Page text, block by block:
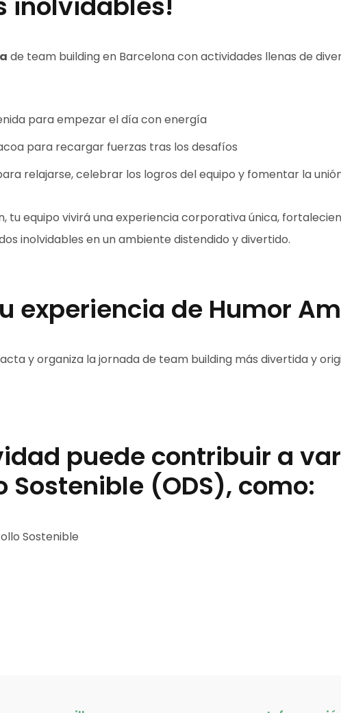
de team building en Barcelona con actividades llenas de
para empezar el día con energía
para recargar fuerzas tras los desafíos
relajarse, celebrar los logros del equipo y fomentar la
tu equipo vivirá una experiencia corporativa única,
inolvidables en un ambiente distendido y divertido.
experiencia de Humor
y organiza la jornada de team building más divertida y
puede contribuir a
Sostenible (ODS), como: